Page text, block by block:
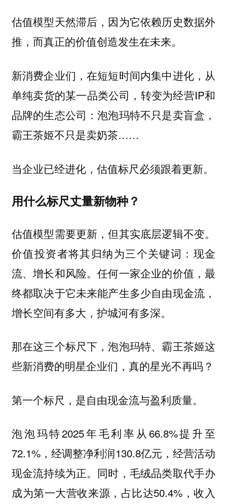
估值模型天然滞后，因为它依赖历史数据外
推，而真正的价值创造发生在未来。
新消费企业们，在短短时间内集中进化，从
单纯卖货的某一品类公司，转变为经营IP和
品牌的生态公司：泡泡玛特不只是卖盲盒，
霸王茶姬不只是卖奶茶……
当企业已经进化，估值标尺必须跟着更新。
用什么标尺丈量新物种？
估值模型需要更新，但其实底层逻辑不变。
价值投资者将其归纳为三个关键词：现金
流、增长和风险。任何一家企业的价值，最
终都取决于它未来能产生多少自由现金流，
增长空间有多大，护城河有多深。
那在这三个标尺下，泡泡玛特、霸王茶姬这
些新消费的明星企业们，真的星光不再吗？
第一个标尺，是自由现金流与盈利质量。
泡泡玛特2025年毛利率从66.8%提升至
72.1%，经调整净利润130.8亿元，经营活动
现金流持续为正。同时，毛绒品类取代手办
成为第一大营收来源，占比达50.4%，收入